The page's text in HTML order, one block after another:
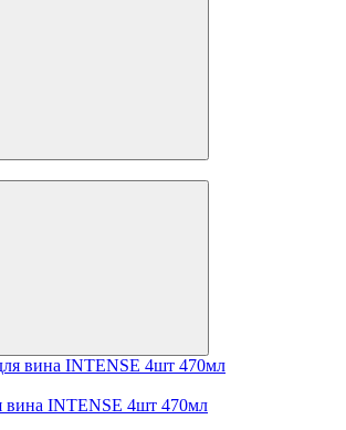
вина INTENSE 4шт 470мл